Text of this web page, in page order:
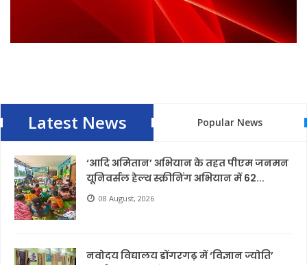
Latest News Popular News
‘आदि अमितान’ अभियान के तहत पीएम जनमन
यूनिवर्सल हेल्थ स्क्रीनिंग अभियान में 62...
08 August, 2026
नवोदय विद्यालय डोंगरगढ़ में ‘विज्ञान ज्योति’